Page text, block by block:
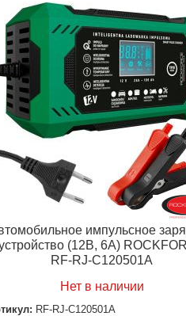
импульсное
(12В, 6А)
RF-RJ-C120501A
Нет в наличии
RF-RJ-C120501A